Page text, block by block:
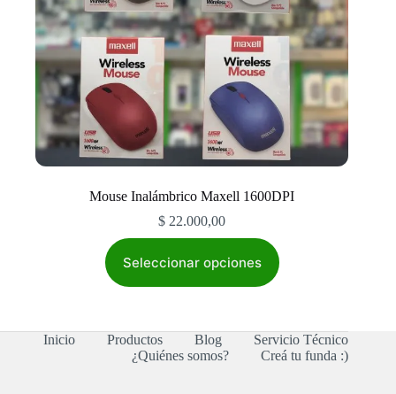
Mouse Inalámbrico Maxell 1600DPI
$ 22.000,00
Seleccionar opciones
producto
opciones
se
Inicio Productos Blog
Servicio Técnico
¿Quiénes somos?
Creá tu funda :)